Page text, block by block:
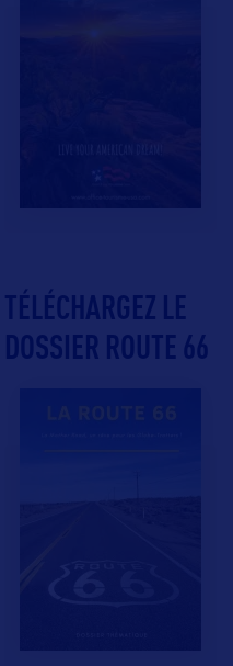
TÉLÉCHARGEZ LE
DOSSIER ROUTE 66